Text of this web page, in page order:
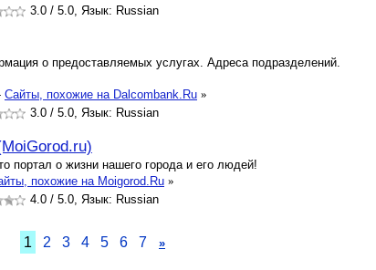
3.0 / 5.0, Язык: Russian
о предоставляемых услугах. Адреса подразделений.
Cайты, похожие на Dalcombank.Ru »
3.0 / 5.0, Язык: Russian
портал о жизни нашего города и его людей!
похожие на Moigorod.Ru »
4.0 / 5.0, Язык: Russian
1 2 3 4 5 6 7 »